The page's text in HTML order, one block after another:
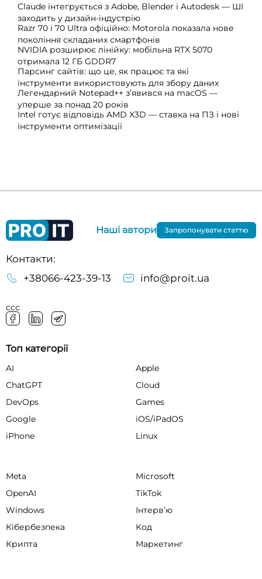
Claude інтегрується з Adobe, Blender і Autodesk — ШІ
заходить у дизайн-індустрію
Razr 70 і 70 Ultra офіційно: Motorola показала нове
покоління складаних смартфонів
NVIDIA розширює лінійку: мобільна RTX 5070
отримала 12 ГБ GDDR7
Парсинг сайтів: що це, як працює та які
інструменти використовують для збору даних
Легендарний Notepad++ з’явився на macOS —
уперше за понад 20 років
Intel готує відповідь AMD X3D — ставка на ПЗ і нові
інструменти оптимізації
Контакти:
+38066-423-39-13
info@proit.ua
ссс
Наші автори Запропонувати статтю
Топ категорії
AI
Apple
ChatGPT
Cloud
DevOps
Games
Google
iOS/iPadOS
iPhone
Linux
Meta
Microsoft
OpenAI
TikTok
Windows
Інтервʼю
Кібербезпека
Код
Крипта
Маркетинг